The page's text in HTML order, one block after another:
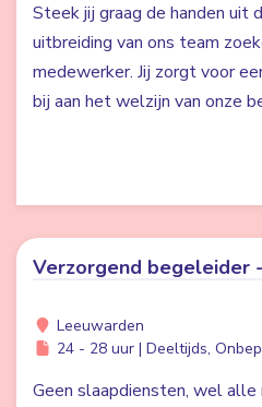
Steek jij graag de handen uit
uitbreiding van ons team
medewerker. Jij zorgt voor
bij aan het welzijn van onze
Verzorgend begeleider
Leeuwarden
24 - 28 uur | Deeltijds,
Geen slaapdiensten, wel